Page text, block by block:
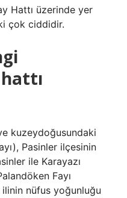
Hattı üzerinde yer
çok ciddidir.
kuzeydoğusundaki
Pasinler ilçesinin
ile Karayazı
Fayı
nüfus yoğunluğu